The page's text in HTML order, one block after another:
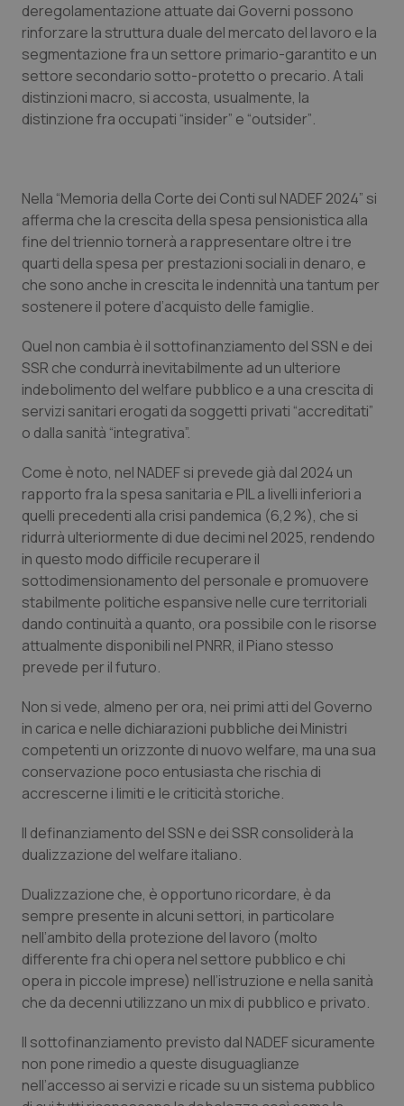
deregolamentazione attuate dai Governi possono
rinforzare la struttura duale del mercato del lavoro e la
segmentazione fra un settore primario-garantito e un
settore secondario sotto-protetto o precario. A tali
distinzioni macro, si accosta, usualmente, la
distinzione fra occupati “insider” e “outsider”.
Nella “Memoria della Corte dei Conti sul NADEF 2024” si
afferma che la crescita della spesa pensionistica alla
fine del triennio tornerà a rappresentare oltre i tre
quarti della spesa per prestazioni sociali in denaro, e
che sono anche in crescita le indennità una tantum per
sostenere il potere d’acquisto delle famiglie.
Quel non cambia è il sottofinanziamento del SSN e dei
SSR che condurrà inevitabilmente ad un ulteriore
indebolimento del welfare pubblico e a una crescita di
servizi sanitari erogati da soggetti privati “accreditati”
o dalla sanità “integrativa”.
Come è noto, nel NADEF si prevede già dal 2024 un
rapporto fra la spesa sanitaria e PIL a livelli inferiori a
quelli precedenti alla crisi pandemica (6,2 %), che si
ridurrà ulteriormente di due decimi nel 2025, rendendo
in questo modo difficile recuperare il
sottodimensionamento del personale e promuovere
stabilmente politiche espansive nelle cure territoriali
dando continuità a quanto, ora possibile con le risorse
attualmente disponibili nel PNRR, il Piano stesso
prevede per il futuro.
Non si vede, almeno per ora, nei primi atti del Governo
in carica e nelle dichiarazioni pubbliche dei Ministri
competenti un orizzonte di nuovo welfare, ma una sua
conservazione poco entusiasta che rischia di
accrescerne i limiti e le criticità storiche.
Il definanziamento del SSN e dei SSR consoliderà la
dualizzazione del welfare italiano.
Dualizzazione che, è opportuno ricordare, è da
sempre presente in alcuni settori, in particolare
nell’ambito della protezione del lavoro (molto
differente fra chi opera nel settore pubblico e chi
opera in piccole imprese) nell’istruzione e nella sanità
che da decenni utilizzano un mix di pubblico e privato.
Il sottofinanziamento previsto dal NADEF sicuramente
non pone rimedio a queste disuguaglianze
nell’accesso ai servizi e ricade su un sistema pubblico
Nome
Dominio
Scadenza
_ga_0VMQEQKQ1N .quotidianosanita.it
1 anno 1
mese
Questo
cookie
Nome Fornitore/Dominio Scadenza
VISITOR_INFO1_LIVE
Google LLC
.youtube.com
5 mesi 4
__Secure-YNID
.youtube.com
YSC
Google LLC
.youtube.com
Sessione
__Secure-
ROLLOUT_TOKEN
.youtube.com
5 mesi 4
tracking-sites-
named-enable
www.quotidianosanita.it
4